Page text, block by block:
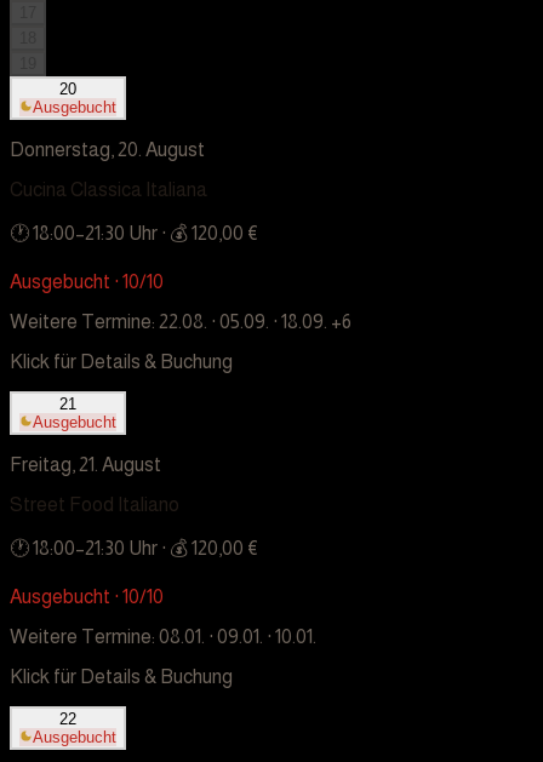
20
Ausgebucht
Donnerstag, 20. August
Cucina Classica Italiana
🕐18:00–21:30 Uhr · 💰 120,00 €
Ausgebucht · 10/10
Weitere Termine: 22.08. · 05.09. · 18.09. +6
Klick für Details & Buchung
21
Ausgebucht
Freitag, 21. August
Street Food Italiano
🕐18:00–21:30 Uhr · 💰 120,00 €
Ausgebucht · 10/10
Weitere Termine: 08.01. · 09.01. · 10.01.
Klick für Details & Buchung
22
Ausgebucht